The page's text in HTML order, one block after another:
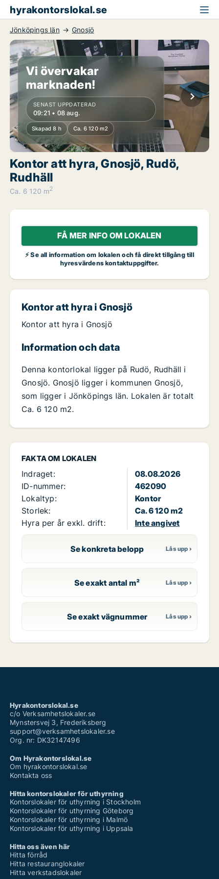
hyrakontorslokal.se
Jönköpings län Gnosjö
Vi övervakar
marknaden!
SENAST UPPDATERAD
09:21 • 08 aug.
Skapad 8 h Ca. 6 120 m2
Kontor att hyra, Gnosjö, Rudö,
Rudhäll
Ca. 6 120 m2
FÅ MER INFO OM LOKALEN
⚡ Se all information om lokalen och få direkt tillgång till
hyresvärdens kontaktuppgifter.
FAKTA OM LOKALEN
Indraget:
08.08.2026
ID-nummer:
462090
Lokaltyp:
Kontor
Storlek:
Ca. 6 120 m2
Hyra per år exkl. drift:
Inte angivet
Se konkreta belopp
Se exakt antal m²
Se exakt vägnummer
Kontor att hyra i Gnosjö
Kontor att hyra i Gnosjö
Information och data
Denna kontorlokal ligger på Rudö, Rudhäll i
Gnosjö. Gnosjö ligger i kommunen Gnosjö,
som ligger i Jönköpings län. Lokalen är totalt
Ca. 6 120 m2.
Hyrakontorslokal.se
c/o Verksamhetslokaler.se
Mynstersvej 3, Frederiksberg
support@verksamhetslokaler.se
Org. nr: DK32147496
Om Hyrakontorslokal.se
Om hyrakontorslokal.se
Kontakta oss
Hitta kontorslokaler för uthyrning
Kontorslokaler för uthyrning i Stockholm
Kontorslokaler för uthyrning Göteborg
Kontorslokaler för uthyrning i Malmö
Kontorslokaler för uthyrning i Uppsala
Hitta oss även här
Hitta förråd
Hitta restauranglokaler
Hitta verkstadslokaler